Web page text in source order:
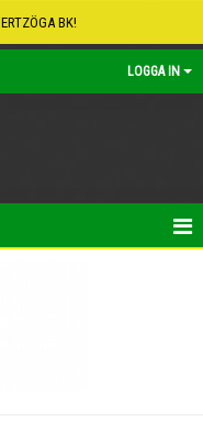
BK!
LOGGA IN